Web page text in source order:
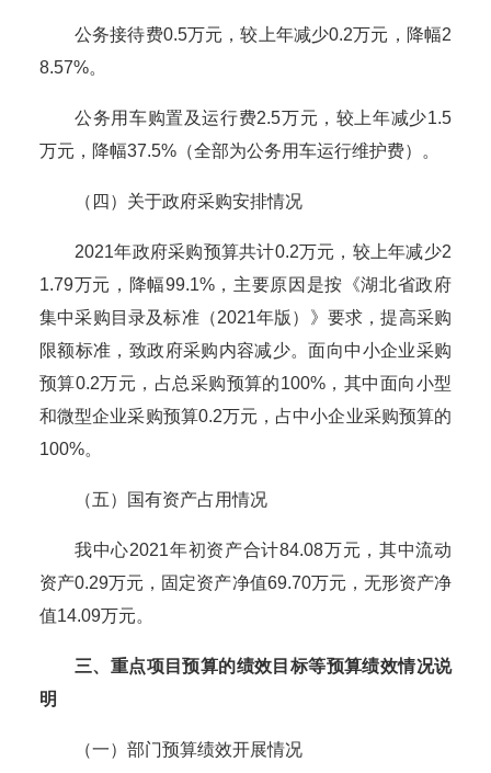
公务接待费0.5万元，较上年减少0.2万元，降幅2
8.57%。
公务用车购置及运行费2.5万元，较上年减少1.5
万元，降幅37.5% （全部为公务用车运行维护费） 。
（ 四 ）关于政府采购安排情况
2021年政府采购预算共计0.2万元，较上年减少2
1.79万元，降幅99.1%，主要原因是按《湖北省政府
集中采购目录及标准（2021年版）》要求，提高采购
限额标准，致政府采购内容减少。面向中小企业采购
预算0.2万元，占总采购预算的100%，其中面向小型
和微型企业采购预算0.2万元，占中小企业采购预算的
100%。
（五）国有资产占用情况
我中心2021年初资产合计84.08万元，其中流动
资产0.29万元 ，固定资产净值69.70万元，无形资产净
值14.09万元。
三、重点项目预算的绩效目标等预算绩效情况说
明
（一）部门预算绩效开展情况